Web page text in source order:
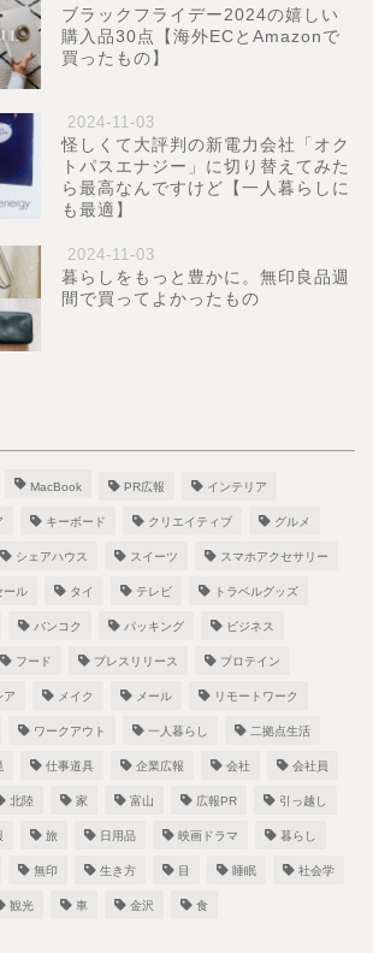
ブラックフライデー2024の嬉しい
購入品30点【海外ECとAmazonで
買ったもの】
2024-11-03
怪しくて大評判の新電力会社「オク
トパスエナジー」に切り替えてみた
ら最高なんですけど【一人暮らしに
も最適】
2024-11-03
暮らしをもっと豊かに。無印良品週
間で買ってよかったもの
MacBook PR広報 インテリア
キーボード クリエイティブ グルメ
シェアハウス スイーツ スマホアクセサリー
ール タイ テレビ トラベルグッズ
バンコク パッキング ビジネス
フード プレスリリース プロテイン
ア メイク メール リモートワーク
ワークアウト 一人暮らし 二拠点生活
仕事道具 企業広報 会社 会社員
北陸 家 富山 広報PR 引っ越し
旅 日用品 映画ドラマ 暮らし
無印 生き方 目 睡眠 社会学
観光 車 金沢 食